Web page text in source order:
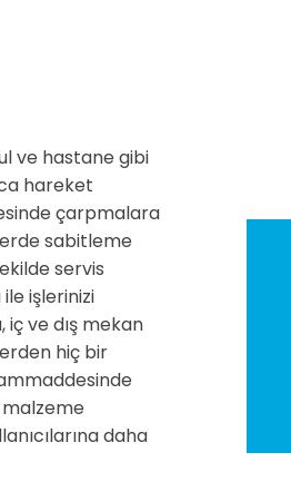
ve hastane gibi
hareket
çarpmalara
sabitleme
servis
işlerinizi
iç ve dış mekan
hiç bir
malzeme
daha